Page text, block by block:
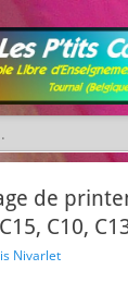
Les
de
C10,
Nivarlet